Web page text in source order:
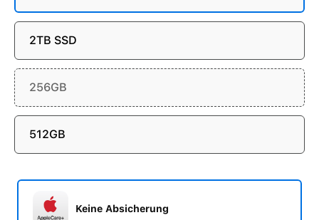
2TB SSD
256GB
512GB
Keine Absicherung